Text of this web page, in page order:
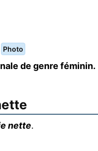
Photo
de genre féminin.
nette.